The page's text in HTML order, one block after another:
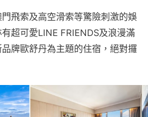
飛索及高空滑索等驚險刺激的娛
超可愛LINE FRIENDS及浪漫滿
牌歐舒丹為主題的住宿，絕對攞